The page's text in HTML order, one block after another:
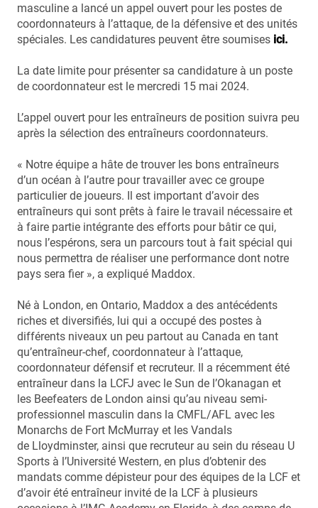
masculine a lancé un appel ouvert pour les postes de
coordonnateurs à l’attaque, de la défensive et des unités
spéciales. Les candidatures peuvent être soumises ici.
La date limite pour présenter sa candidature à un poste
de coordonnateur est le mercredi 15 mai 2024.
L’appel ouvert pour les entraîneurs de position suivra peu
après la sélection des entraîneurs coordonnateurs.
« Notre équipe a hâte de trouver les bons entraîneurs
d’un océan à l’autre pour travailler avec ce groupe
particulier de joueurs. Il est important d’avoir des
entraîneurs qui sont prêts à faire le travail nécessaire et
à faire partie intégrante des efforts pour bâtir ce qui,
nous l’espérons, sera un parcours tout à fait spécial qui
nous permettra de réaliser une performance dont notre
pays sera fier », a expliqué Maddox.
Né à London, en Ontario, Maddox a des antécédents
riches et diversifiés, lui qui a occupé des postes à
différents niveaux un peu partout au Canada en tant
qu’entraîneur-chef, coordonnateur à l’attaque,
coordonnateur défensif et recruteur. Il a récemment été
entraîneur dans la LCFJ avec le Sun de l’Okanagan et
les Beefeaters de London ainsi qu’au niveau semi-
professionnel masculin dans la CMFL/AFL avec les
Monarchs de Fort McMurray et les Vandals
de Lloydminster, ainsi que recruteur au sein du réseau U
Sports à l’Université Western, en plus d’obtenir des
mandats comme dépisteur pour des équipes de la LCF et
d’avoir été entraîneur invité de la LCF à plusieurs